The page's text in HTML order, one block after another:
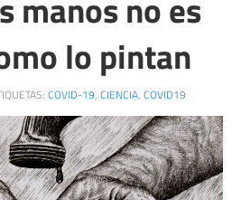
lo pintan
COVID-19, CIENCIA, COVID19